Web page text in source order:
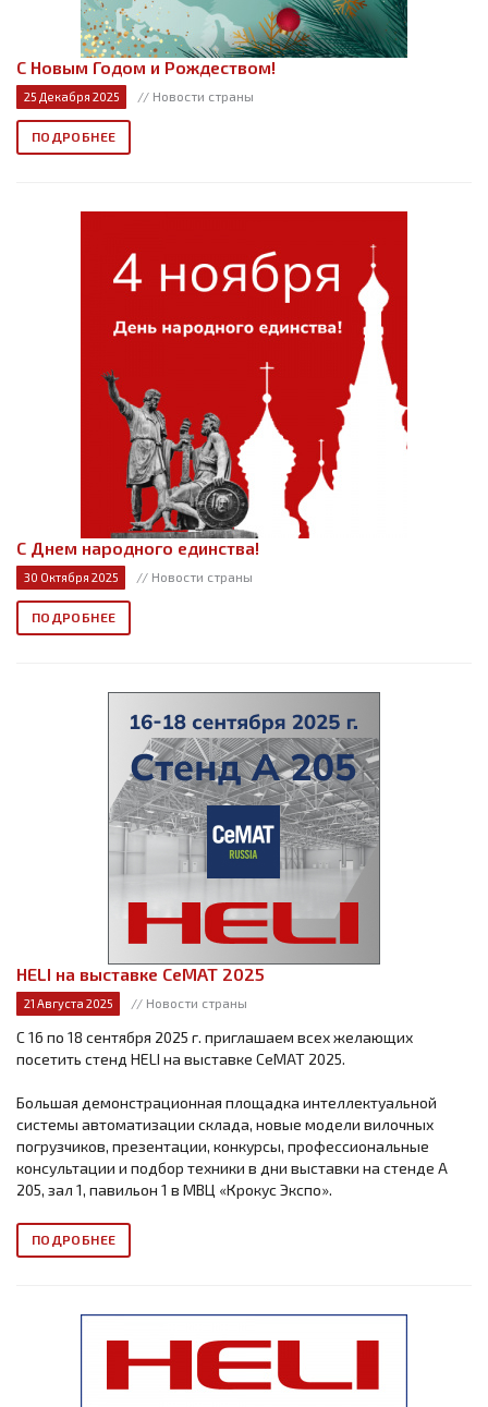
С Новым Годом и Рождеством!
25 Декабря 2025 // Новости страны
ПОДРОБНЕЕ
С Днем народного единства!
30 Октября 2025 // Новости страны
ПОДРОБНЕЕ
HELI на выставке СеМАТ 2025
21 Августа 2025 // Новости страны
С 16 по 18 сентября 2025 г. приглашаем всех желающих
посетить стенд HELI на выставке СеМАТ 2025.
Большая демонстрационная площадка интеллектуальной
системы автоматизации склада, новые модели вилочных
погрузчиков, презентации, конкурсы, профессиональные
консультации и подбор техники в дни выставки на стенде А
205, зал 1, павильон 1 в МВЦ «Крокус Экспо».
ПОДРОБНЕЕ